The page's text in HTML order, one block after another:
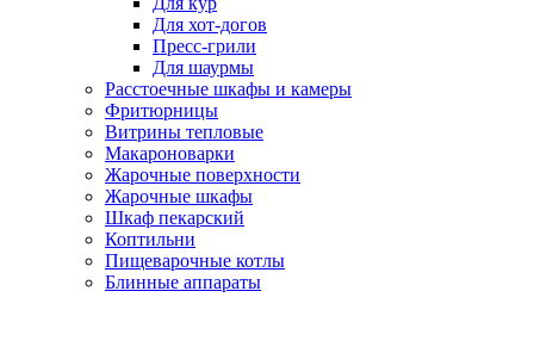
Для хот-догов
Пресс-грили
Для шаурмы
Расстоечные шкафы и камеры
Фритюрницы
Витрины тепловые
Макароноварки
Жарочные поверхности
Жарочные шкафы
Шкаф пекарский
Коптильни
Пищеварочные котлы
Блинные аппараты